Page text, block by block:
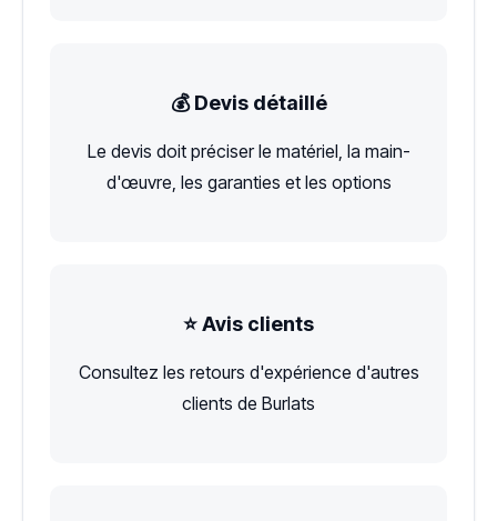
💰 Devis détaillé
Le devis doit préciser le matériel, la main-
d'œuvre, les garanties et les options
⭐ Avis clients
Consultez les retours d'expérience d'autres
clients de Burlats